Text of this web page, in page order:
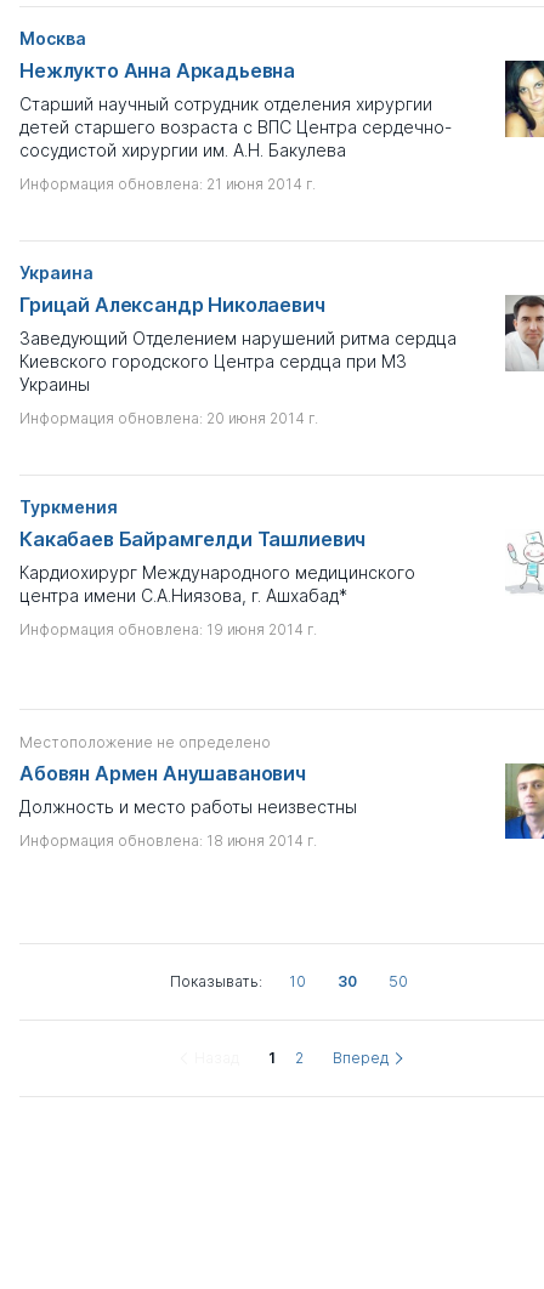
Москва
Нежлукто Анна Аркадьевна
Старший научный сотрудник отделения хирургии
детей старшего возраста с ВПС Центра сердечно-
сосудистой хирургии им. А.Н. Бакулева
Информация обновлена: 21 июня 2014 г.
Украина
Грицай Александр Николаевич
Заведующий Отделением нарушений ритма сердца
Киевского городского Центра сердца при МЗ
Украины
Информация обновлена: 20 июня 2014 г.
Туркмения
Какабаев Байрамгелди Ташлиевич
Кардиохирург Международного медицинского
центра имени С.А.Ниязова, г. Ашхабад*
Информация обновлена: 19 июня 2014 г.
Местоположение не определено
Абовян Армен Анушаванович
Должность и место работы неизвестны
Информация обновлена: 18 июня 2014 г.
Показывать: 10 30 50
1 2 Вперед